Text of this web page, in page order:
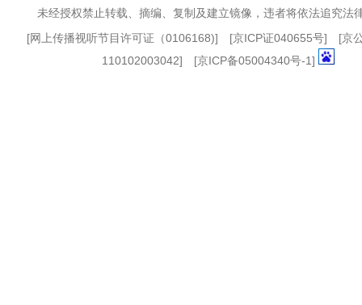
未经授权禁止转载、摘编、复制及建立镜像，违者将依法追究法
[网上传播视听节目许可证（0106168)] [京ICP证040655号] [京
110102003042] [京ICP备05004340号-1]